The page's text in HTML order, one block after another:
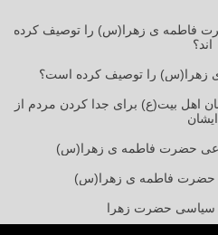
فاطمه ی زهرا(س) را توصیف کرده
اند؟
زهرا(س) را توصیف کرده است؟
اهل بیت(ع) برای جدا کردن مردم از
ایشان
حضرت فاطمه ی زهرا(س)
حضرت فاطمه ی زهرا(س)
سیاسی حضرت زهرا